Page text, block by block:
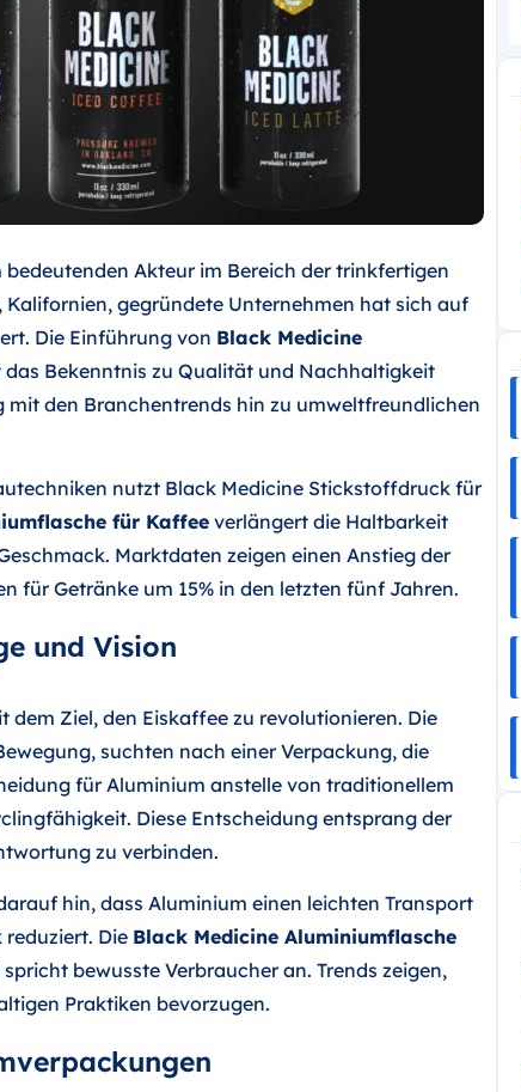
Akteur im Bereich der trinkfertigen
gegründete Unternehmen hat sich auf
Die Einführung von Black Medicine
das Bekenntnis zu Qualität und Nachhaltigkeit
mit den Branchentrends hin zu umweltfreundlichen
nutzt Black Medicine Stickstoffdruck für
für Kaffeeverlängert die Haltbarkeit
Marktdaten zeigen einen Anstieg der
für Getränke um 15% in den letzten fünf Jahren.
und Vision
Ziel, den Eiskaffee zu revolutionieren. Die
suchten nach einer Verpackung, die
für Aluminium anstelle von traditionellem
Diese Entscheidung entsprang der
zu verbinden.
hin, dass Aluminium einen leichten Transport
Die Black Medicine Aluminiumflasche
bewusste Verbraucher an. Trends zeigen,
Praktiken bevorzugen.